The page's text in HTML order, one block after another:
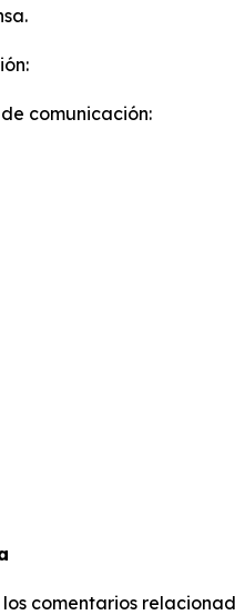
comunicación:
comentarios